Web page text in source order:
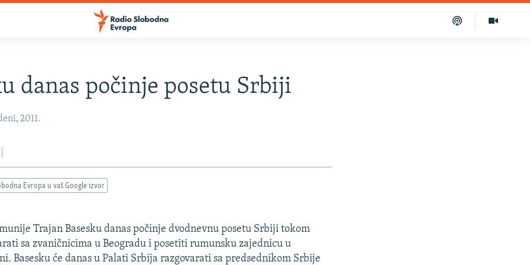
danas počinje posetu Srbiji
2011.
Evropa u vaš Google izvor
Trajan Basesku danas počinje dvodnevnu posetu Srbiji tokom
sa zvaničnicima u Beogradu i posetiti rumunsku zajednicu u
Basesku će danas u Palati Srbija razgovarati sa predsednikom Srbije